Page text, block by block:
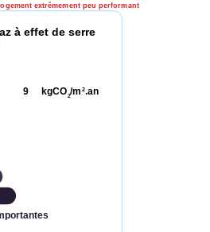
extrêmement peu performant
à effet de serre
kgCO2/m 2.an
9